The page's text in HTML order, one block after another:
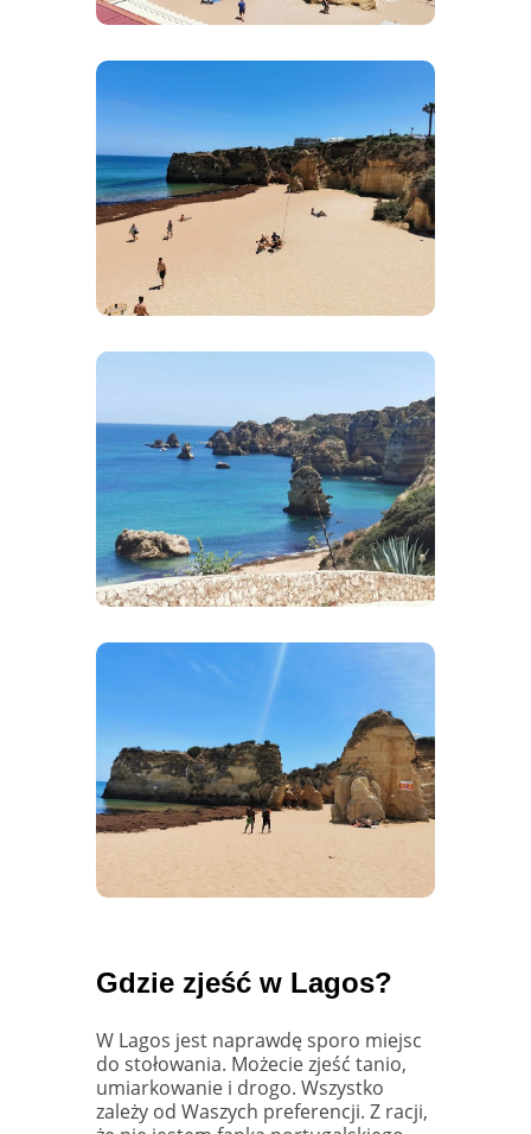
Gdzie zjeść w Lagos?
W Lagos jest naprawdę sporo miejsc
do stołowania. Możecie zjeść tanio,
umiarkowanie i drogo. Wszystko
zależy od Waszych preferencji. Z racji,